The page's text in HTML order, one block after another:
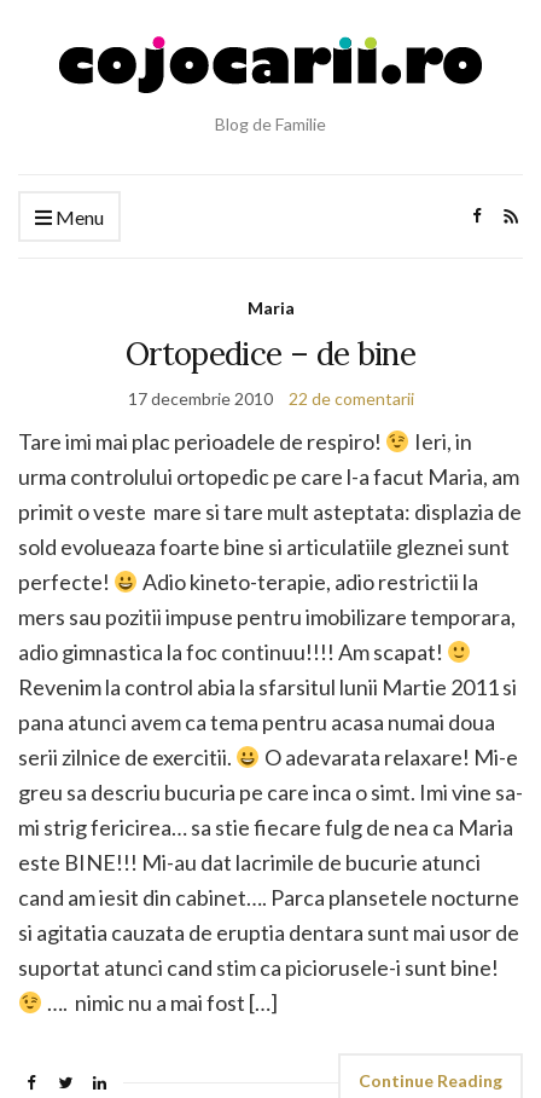
Blog de Familie
Menu
Maria
Ortopedice – de bine
17 decembrie 2010 22 de comentarii
Tare imi mai plac perioadele de respiro!
Ieri, in
urma controlului ortopedic pe care l-a facut Maria, am
primit o veste mare si tare mult asteptata: displazia de
sold evolueaza foarte bine si articulatiile gleznei sunt
perfecte!
Adio kineto-terapie, adio restrictii la
mers sau pozitii impuse pentru imobilizare temporara,
adio gimnastica la foc continuu!!!! Am scapat!
Revenim la control abia la sfarsitul lunii Martie 2011 si
pana atunci avem ca tema pentru acasa numai doua
serii zilnice de exercitii.
O adevarata relaxare! Mi-e
greu sa descriu bucuria pe care inca o simt. Imi vine sa-
mi strig fericirea… sa stie fiecare fulg de nea ca Maria
este BINE!!! Mi-au dat lacrimile de bucurie atunci
cand am iesit din cabinet…. Parca plansetele nocturne
si agitatia cauzata de eruptia dentara sunt mai usor de
suportat atunci cand stim ca piciorusele-i sunt bine!
…. nimic nu a mai fost […]
Continue Reading